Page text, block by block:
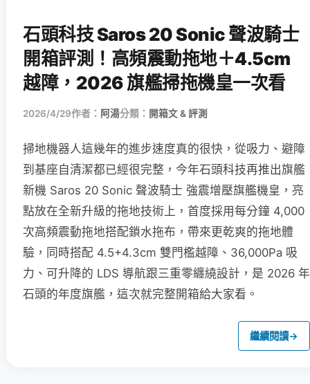
石頭科技 Saros 20 Sonic 聲波騎士
開箱評測！高頻震動拖地＋4.5cm
越障，2026 旗艦掃拖機皇一次看
2026/4/29作者： 阿湯分類： 開箱文 & 評測
掃地機器人這幾年的進步速度真的很快，從吸力、避障
到基座自清潔都已經很完整，今年石頭科技再推出旗艦
新機 Saros 20 Sonic 聲波騎士 強震增壓旗艦機皇，亮
點放在全新升級的拖地技術上，首度採用每分鐘 4,000
次高頻震動拖地搭配鎖水拖布，帶來更乾爽的拖地體
驗，同時搭配 4.5+4.3cm 雙門檻越障、36,000Pa 吸
力、可升降的 LDS 導航跟三重零纏繞設計，是 2026 年
石頭的年度旗艦，這次就完整開箱給大家看。
繼續閱讀→